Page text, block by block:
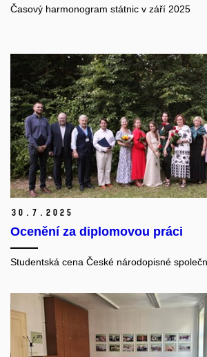
Časový harmonogram státnic v září 2025
30. 7. 2025
Ocenění za diplomovou práci
Studentská cena České národopisné